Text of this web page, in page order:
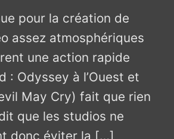
pour la création de
assez atmosphériques
une action rapide
: Odyssey à l’Ouest et
May Cry) fait que rien
que les studios ne
donc éviter la […]